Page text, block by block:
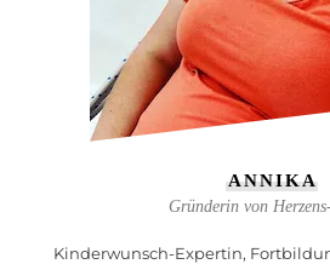
ANNIKA
Gründerin von
Kinderwunsch-Expertin,